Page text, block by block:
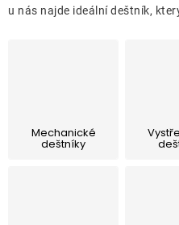
Kolekce
u nás najde ideální deštník,
Mechanické
deštníky